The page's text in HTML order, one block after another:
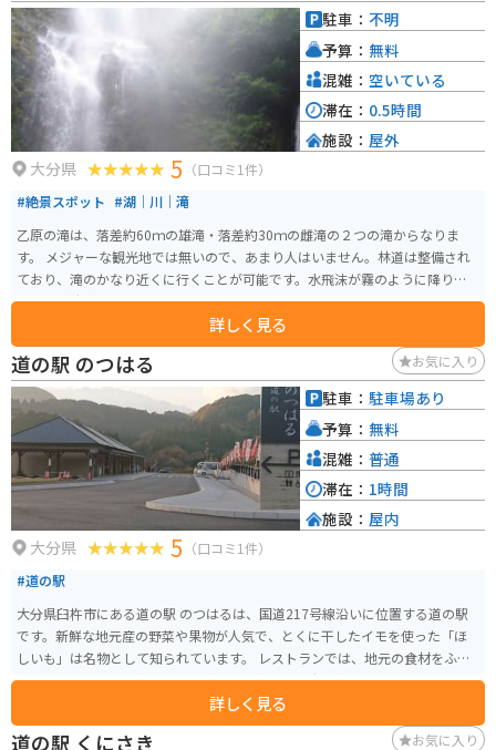
は台数が限られ、周辺は住宅街の狭い坂道のため運転には注意が必要です
が、ツーリングの立ち寄りスポットとしてもおすすめです。
大分県 5 （口コミ1件）
#絶景スポット #湖｜川｜滝
乙原の滝は、落差約60ｍの雄滝・落差約30ｍの雌滝の２つの滝からなりま
す。 メジャーな観光地では無いので、あまり人はいません。林道は整備され
ており、滝のかなり近くに行くことが可能です。水飛沫が霧のように降り注
ぐので、油断していると濡れます。
詳しく見る
駐車： 不明
予算： 無料
混雑： 空いている
滞在： 0.5時間
施設： 屋外
道の駅 のつはる お気に入り
大分県 5 （口コミ1件）
#道の駅
大分県臼杵市にある道の駅 のつはるは、国道217号線沿いに位置する道の駅
です。新鮮な地元産の野菜や果物が人気で、とくに干したイモを使った「ほ
しいも」は名物として知られています。 レストランでは、地元の食材をふん
だんに使った料理を楽しむことができ、中でも、大分名物のとり天を使った
定食が人気です。また、お土産コーナーも充実しており、地元の特産品を多
数取り揃えています。バイクで訪れる際は、広くて停めやすい駐車場がある
詳しく見る
駐車： 駐車場あり
予算： 無料
混雑： 普通
滞在： 1時間
施設： 屋内
道の駅 くにさき お気に入り